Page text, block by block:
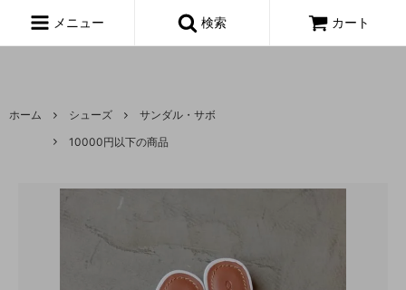
着,made in usa,アメーバ,
メニュー 検索 カート
ホーム シューズ
サンダル・サボ
10000円以下の商品